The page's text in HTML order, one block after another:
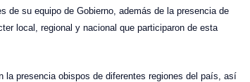
de su equipo de Gobierno, además de la presencia de
local, regional y nacional que participaron de esta
presencia obispos de diferentes regiones del país, así